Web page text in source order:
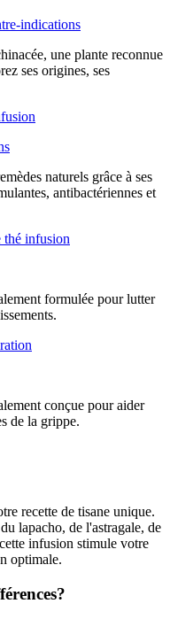
indications
une plante reconnue
ses origines, ses
naturels grâce à ses
antibactériennes et
formulée pour lutter
conçue pour aider
de la grippe.
recette de tisane unique.
lapacho, de l'astragale, de
infusion stimule votre
optimale.